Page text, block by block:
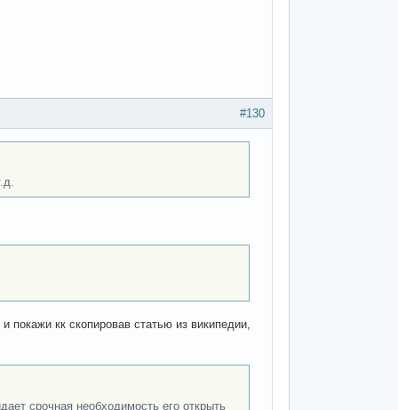
#130
покажи кк скопировав статью из википедии,
срочная необходимость его открыть